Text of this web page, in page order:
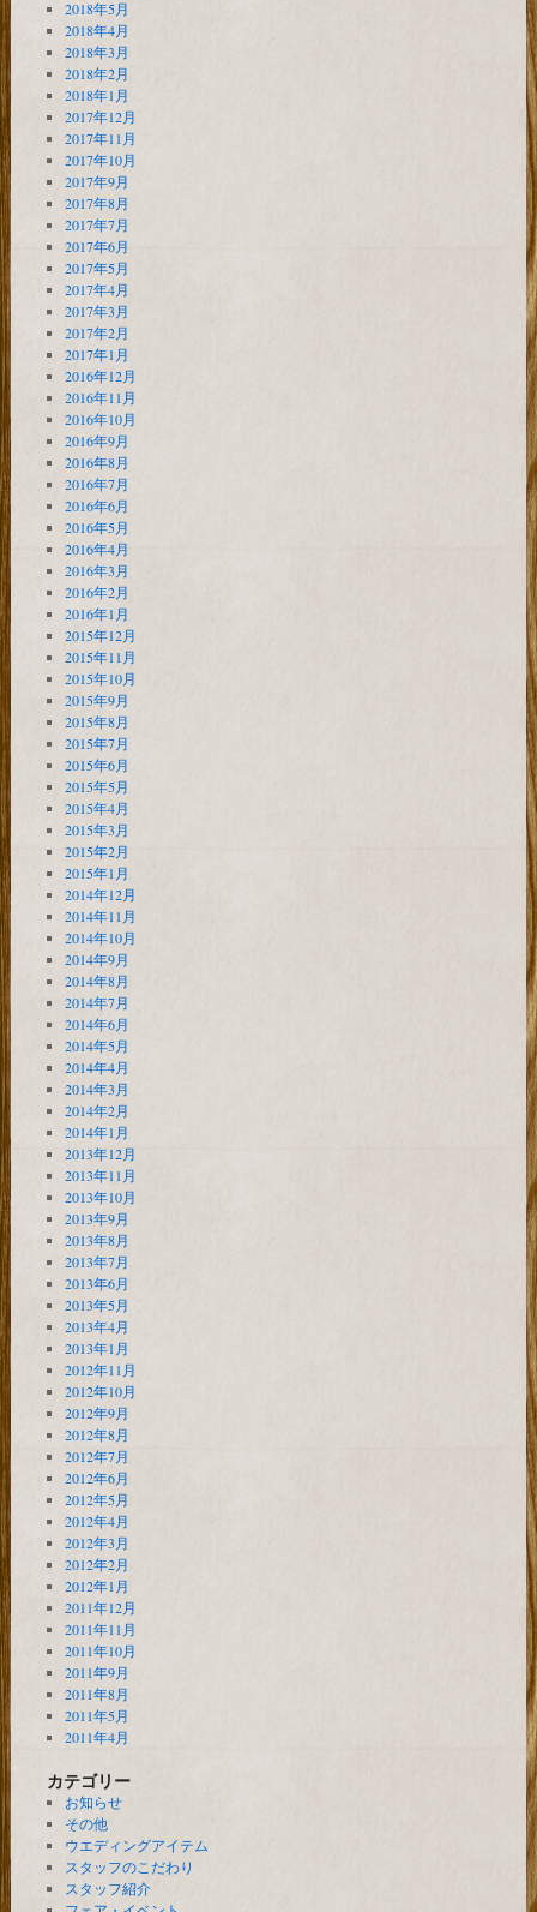
2018年5月
2018年4月
2018年3月
2018年2月
2018年1月
2017年12月
2017年11月
2017年10月
2017年9月
2017年8月
2017年7月
2017年6月
2017年5月
2017年4月
2017年3月
2017年2月
2017年1月
2016年12月
2016年11月
2016年10月
2016年9月
2016年8月
2016年7月
2016年6月
2016年5月
2016年4月
2016年3月
2016年2月
2016年1月
2015年12月
2015年11月
2015年10月
2015年9月
2015年8月
2015年7月
2015年6月
2015年5月
2015年4月
2015年3月
2015年2月
2015年1月
2014年12月
2014年11月
2014年10月
2014年9月
2014年8月
2014年7月
2014年6月
2014年5月
2014年4月
2014年3月
2014年2月
2014年1月
2013年12月
2013年11月
2013年10月
2013年9月
2013年8月
2013年7月
2013年6月
2013年5月
2013年4月
2013年1月
2012年11月
2012年10月
2012年9月
2012年8月
2012年7月
2012年6月
2012年5月
2012年4月
2012年3月
2012年2月
2012年1月
2011年12月
2011年11月
2011年10月
2011年9月
2011年8月
2011年5月
2011年4月
カテゴリー
お知らせ
その他
ウエディングアイテム
スタッフのこだわり
スタッフ紹介